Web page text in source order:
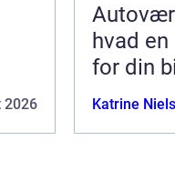
2026
hvad
for din
Katrine